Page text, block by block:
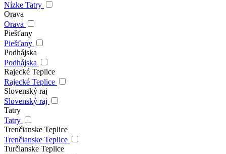
Nízke Tatry
Orava
Orava
Piešťany
Piešťany
Podhájska
Podhájska
Rajecké Teplice
Rajecké Teplice
Slovenský raj
Slovenský raj
Tatry
Tatry
Trenčianske Teplice
Trenčianske Teplice
Turčianske Teplice